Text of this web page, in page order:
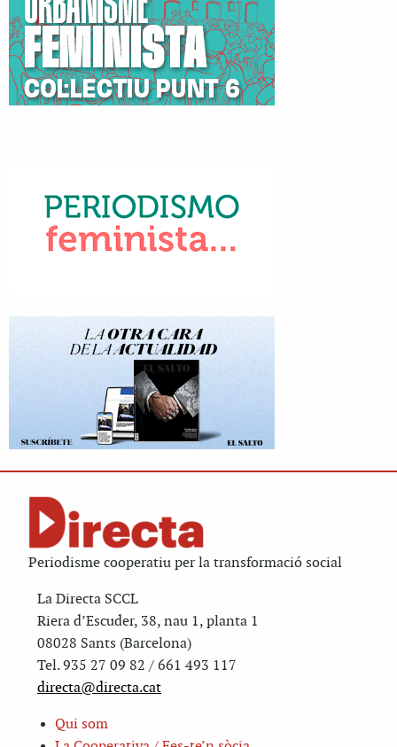
Periodisme cooperatiu per la transformació social
La Directa SCCL
Riera d’Escuder, 38, nau 1, planta 1
08028 Sants (Barcelona)
Tel. 935 27 09 82 / 661 493 117
directa@directa.cat
Qui som